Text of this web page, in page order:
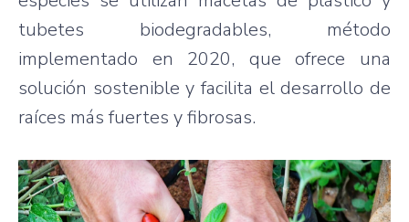
tubetes biodegradables, método
implementado en 2020, que ofrece una
solución sostenible y facilita el desarrollo de
raíces más fuertes y fibrosas.